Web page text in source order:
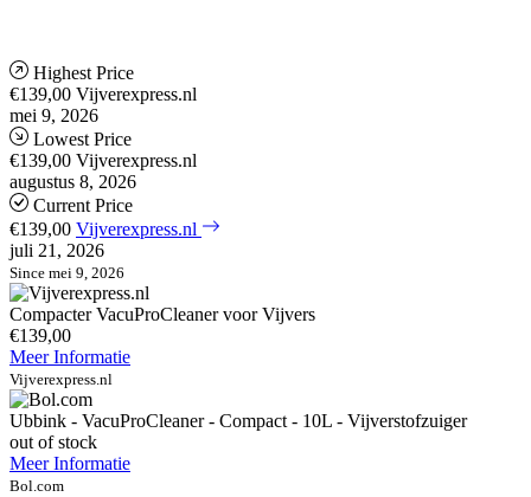
Highest Price
€139,00 Vijverexpress.nl
mei 9, 2026
Lowest Price
€139,00 Vijverexpress.nl
augustus 8, 2026
Current Price
€139,00 Vijverexpress.nl
juli 21, 2026
Since mei 9, 2026
Compacter VacuProCleaner voor Vijvers
€139,00
Meer Informatie
Vijverexpress.nl
Ubbink - VacuProCleaner - Compact - 10L - Vijverstofzuiger
out of stock
Meer Informatie
Bol.com